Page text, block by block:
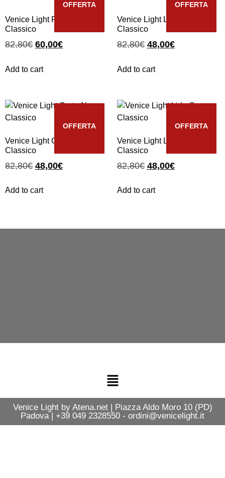
OFFERTA
Venice Light Riva Nero
Classico
82,80€ 60,00€
Add to cart
OFFERTA
Venice Light Lido Oro
Classico
82,80€ 48,00€
Add to cart
OFFERTA
Venice Light Corte Nero
Classico
82,80€ 48,00€
Add to cart
OFFERTA
Venice Light Lido Oro
Classico
82,80€ 48,00€
Add to cart
Venice Light by Atena.net | Piazza Aldo Moro 10 (PD)
Padova | +39 049 2328550 - ordini@venicelight.it